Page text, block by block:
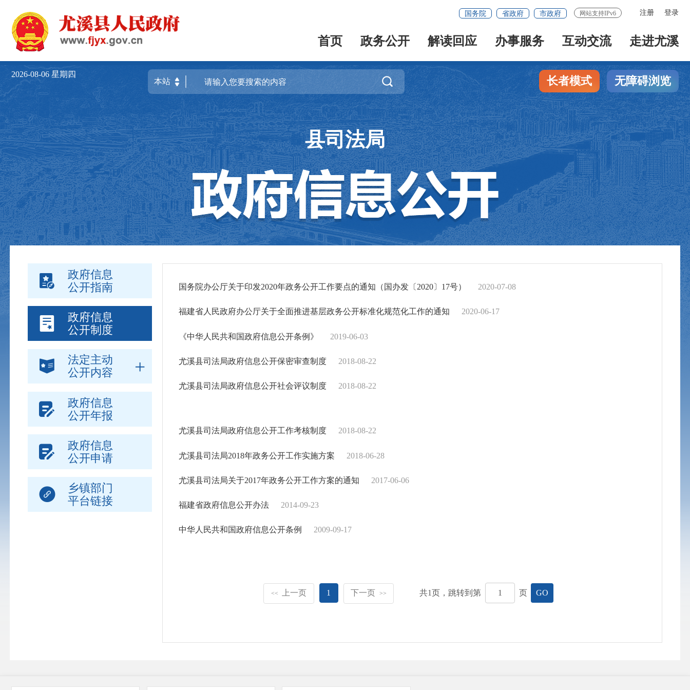
注册 登录
国务院 省政府 市政府 网站支持IPv6
首页 政务公开 解读回应 办事服务 互动交流 走进尤溪
2026-08-06 星期四
 长者模式 无障碍浏览
县司法局
政府信息
公开指南
政府信息
公开制度
法定主动
公开内容
政府信息
公开年报
政府信息
公开申请
乡镇部门
平台链接
国务院办公厅关于印发2020年政务公开工作要点的通知（国办发〔2020〕17号） 2020-07-08
福建省人民政府办公厅关于全面推进基层政务公开标准化规范化工作的通知 2020-06-17
《中华人民共和国政府信息公开条例》 2019-06-03
尤溪县司法局政府信息公开保密审查制度 2018-08-22
尤溪县司法局政府信息公开社会评议制度 2018-08-22
尤溪县司法局政府信息公开工作考核制度 2018-08-22
尤溪县司法局2018年政务公开工作实施方案 2018-06-28
尤溪县司法局关于2017年政务公开工作方案的通知 2017-06-06
福建省政府信息公开办法 2014-09-23
中华人民共和国政府信息公开条例 2009-09-17
<< 上一页 1 下一页 >> 共1页，跳转到第 页 GO